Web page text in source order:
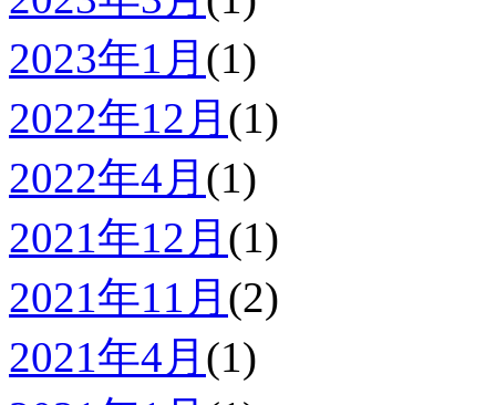
2023年1月 (1)
2022年12月 (1)
2022年4月 (1)
2021年12月 (1)
2021年11月 (2)
2021年4月 (1)